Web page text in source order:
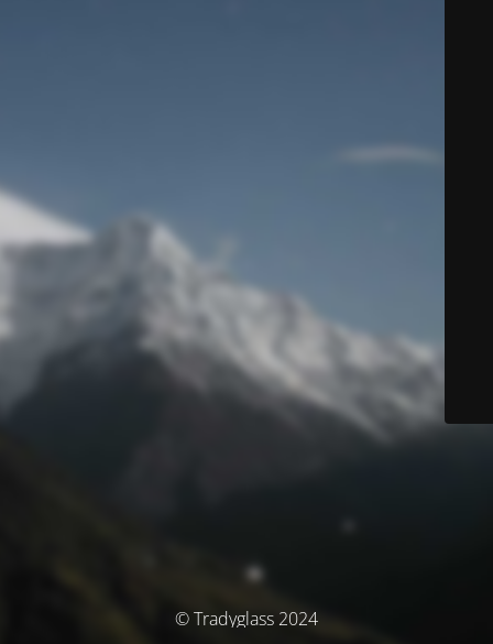
© Tradyglass 2024